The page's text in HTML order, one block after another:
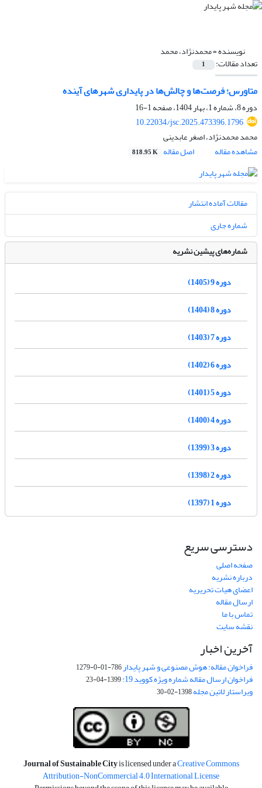
نویسنده =محمدنژاد، محمد
تعداد مقالات: 1
متاورس؛ فرصت‌ها و چالش‌ها در پایداری شهرهای آینده
دوره 8، شماره 1، بهار 1404، صفحه
1-16
10.22034/jsc.2025.473396.1796
محمد محمدنژاد، اصغر عابدینی
مشاهده مقاله
اصل مقاله 818.95 K
مقالات آماده انتشار
شماره جاری
شماره‌های پیشین نشریه
دوره 9 (1405)
دوره 8 (1404)
دوره 7 (1403)
دوره 6 (1402)
دوره 5 (1401)
دوره 4 (1400)
دوره 3 (1399)
دوره 2 (1398)
دوره 1 (1397)
دسترسی سریع
صفحه اصلی
درباره نشریه
اعضای هیات تحریریه
ارسال مقاله
تماس با ما
نقشه سایت
آخرین اخبار
فراخوان مقاله: هوش مصنوعی و شهر پایدار786-01-0-1279
فراخوان ارسال مقاله شماره ویژه کووید 19: 1399-04-23
ویراستار لاتین مجله1398-02-30
Journal of Sustainable Cityis licensed under aCreative Commons
Attribution-NonCommercial 4.0 International License